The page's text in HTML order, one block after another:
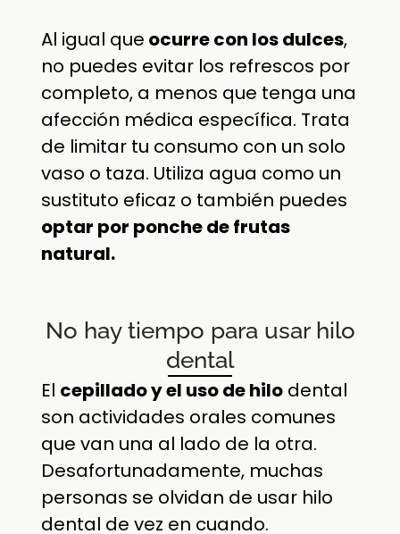
Al igual que ocurre con los dulces,
no puedes evitar los refrescos por
completo, a menos que tenga una
afección médica específica. Trata
de limitar tu consumo con un solo
vaso o taza. Utiliza agua como un
sustituto eficaz o también puedes
optar por ponche de frutas
natural.
No hay tiempo para usar hilo
dental
El cepillado y el uso de hilo dental
son actividades orales comunes
que van una al lado de la otra.
Desafortunadamente, muchas
personas se olvidan de usar hilo
dental de vez en cuando.